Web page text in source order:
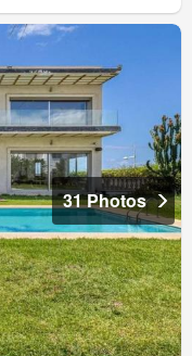
31 Photos